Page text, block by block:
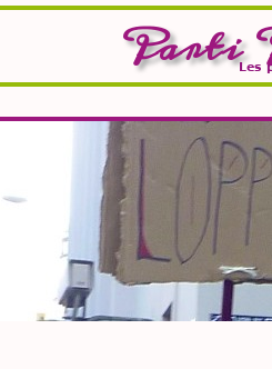
Parti Les